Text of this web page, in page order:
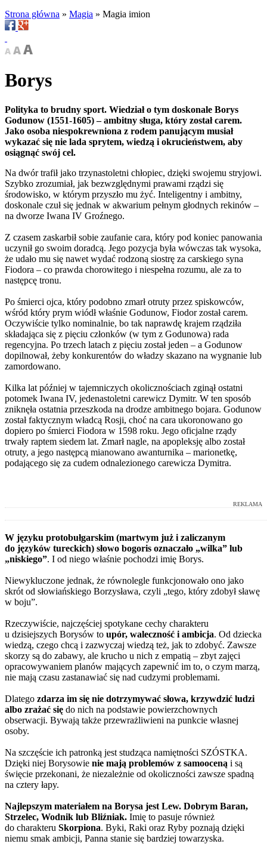
Strona główna » Magia » Magia imion
Borys
Polityka to brudny sport. Wiedział o tym doskonale Borys
Godunow (1551-1605) – ambitny sługa, który został carem.
Jako osoba niespokrewniona z rodem panującym musiał
wykazać się nie lada sprytem, wiedzą i okrucieństwem, aby
osiągnąć swój cel.
Na dwór trafił jako trzynastoletni chłopiec, dzięki swojemu stryjowi.
Szybko zrozumiał, jak bezwzględnymi prawami rządzi się
środowisko, w którym przyszło mu żyć. Inteligentny i ambitny,
doskonale czuł się jednak w akwarium pełnym głodnych rekinów –
na dworze Iwana IV Groźnego.
Z czasem zaskarbił sobie zaufanie cara, który pod koniec panowania
uczynił go swoim doradcą. Jego pozycja była wówczas tak wysoka,
że udało mu się nawet wydać rodzoną siostrę za carskiego syna
Fiodora – co prawda chorowitego i niespełna rozumu, ale za to
następcę tronu.
Po śmierci ojca, który podobno zmarł otruty przez spiskowców,
wśród który prym wiódł właśnie Godunow, Fiodor został carem.
Oczywiście tylko nominalnie, bo tak naprawdę krajem rządziła
składająca się z pięciu członków (w tym z Godunowa) rada
regencyjna. Po trzech latach z pięciu został jeden – a Godunow
dopilnował, żeby konkurentów do władzy skazano na wygnanie lub
zamordowano.
Kilka lat później w tajemniczych okolicznościach zginął ostatni
potomek Iwana IV, jedenastoletni carewicz Dymitr. W ten sposób
zniknęła ostatnia przeszkoda na drodze ambitnego bojara. Godunow
został faktycznym władcą Rosji, choć na cara ukoronowano go
dopiero po śmierci Fiodora w 1598 roku. Jego oficjalne rządy
trwały raptem siedem lat. Zmarł nagle, na apopleksję albo został
otruty, a jego następcą mianowano awanturnika – marionetkę,
podającego się za cudem odnalezionego carewicza Dymitra.
REKLAMA
W języku protobułgarskim (martwym już i zaliczanym
do języków tureckich) słowo bogoris oznaczało „wilka” lub
„niskiego”. I od niego właśnie pochodzi imię Borys.
Niewykluczone jednak, że równolegle funkcjonowało ono jako
skrót od słowiańskiego Borzysława, czyli „tego, który zdobył sławę
w boju”.
Rzeczywiście, najczęściej spotykane cechy charakteru
u dzisiejszych Borysów to upór, waleczność i ambicja. Od dziecka
wiedzą, czego chcą i zazwyczaj wiedzą też, jak to zdobyć. Zawsze
skorzy są do zabawy, ale krucho u nich z empatią – zbyt zajęci
opracowywaniem planów mających zapewnić im to, o czym marzą,
nie mają czasu zastanawiać się nad cudzymi problemami.
Dlatego zdarza im się nie dotrzymywać słowa, krzywdzić ludzi
albo zrażać się do nich na podstawie powierzchownych
obserwacji. Bywają także przewrażliwieni na punkcie własnej
osoby.
Na szczęście ich patronką jest studząca namiętności SZÓSTKA.
Dzięki niej Borysowie nie mają problemów z samooceną i są
święcie przekonani, że niezależnie od okoliczności zawsze spadną
na cztery łapy.
Najlepszym materiałem na Borysa jest Lew. Dobrym Baran,
Strzelec, Wodnik lub Bliźniak. Imię to pasuje również
do charakteru Skorpiona. Byki, Raki oraz Ryby poznają dzięki
niemu smak ambicji, Panna stanie się bardziej towarzyska.